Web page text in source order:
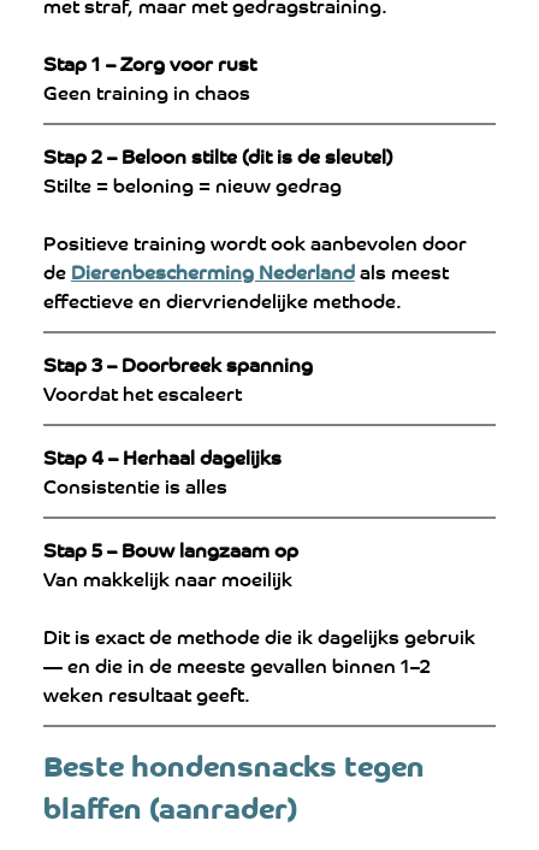
Stap 1 – Zorg voor rust
Geen training in chaos
Stap 2 – Beloon stilte (dit is de sleutel)
Stilte = beloning = nieuw gedrag
Positieve training wordt ook aanbevolen door
de Dierenbescherming Nederland als meest
effectieve en diervriendelijke methode.
Stap 3 – Doorbreek spanning
Voordat het escaleert
Stap 4 – Herhaal dagelijks
Consistentie is alles
Stap 5 – Bouw langzaam op
Van makkelijk naar moeilijk
Dit is exact de methode die ik dagelijks gebruik
— en die in de meeste gevallen binnen 1–2
weken resultaat geeft.
Beste hondensnacks tegen
blaffen (aanrader)